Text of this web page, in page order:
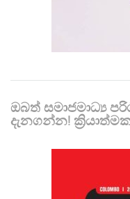
ඔබත් සමාජමාධ්‍ය
දැනගන්න!